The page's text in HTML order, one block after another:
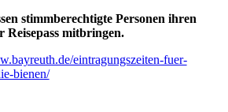
stimmberechtigte Personen ihren
Reisepass mitbringen.
eintragungszeiten-fuer-
bienen/